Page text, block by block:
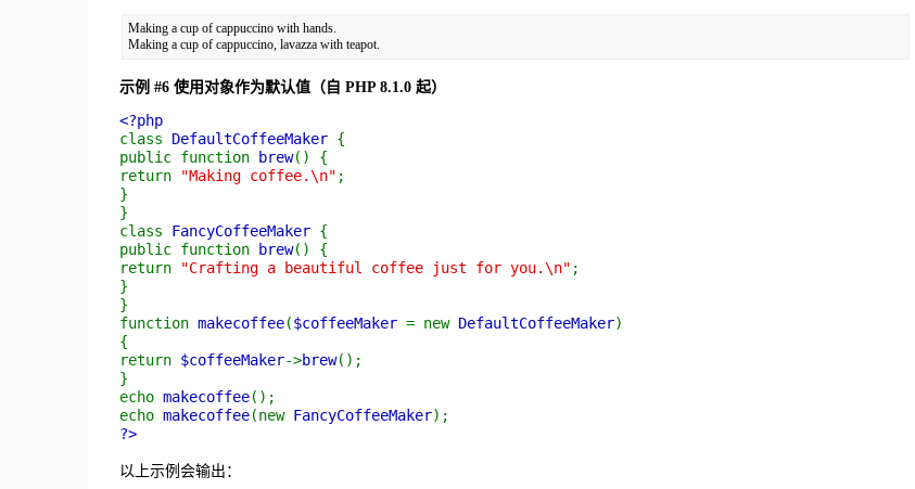
Making a cup of cappuccino with hands.
示例 #6 使用对象作为默认值（自 PHP 8.1.0 起）
<?php
class DefaultCoffeeMaker {
public function
brew() {
return
"Making coffee.\n" ;
}
}
class FancyCoffeeMaker {
public function
brew() {
return
"Crafting a beautiful coffee just for you.\n" ;
}
}
function makecoffee($coffeeMaker = new DefaultCoffeeMaker)
{
return $coffeeMaker->brew();
}
echo makecoffee();
echo makecoffee(new FancyCoffeeMaker);
?>
以上示例会输出：